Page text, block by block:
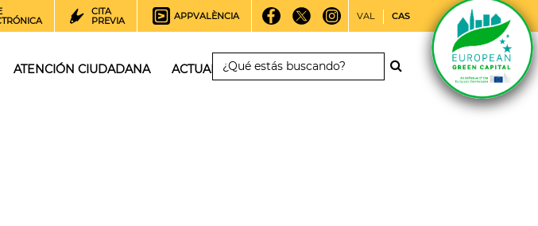
CITA
PREVIA
APPVALÈNCIA VAL CAS
ATENCIÓN CIUDADANA ACTUALIDAD